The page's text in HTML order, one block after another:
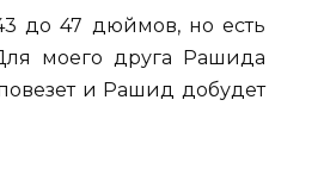
до 47 дюймов, но есть
моего друга Рашида
и Рашид добудет